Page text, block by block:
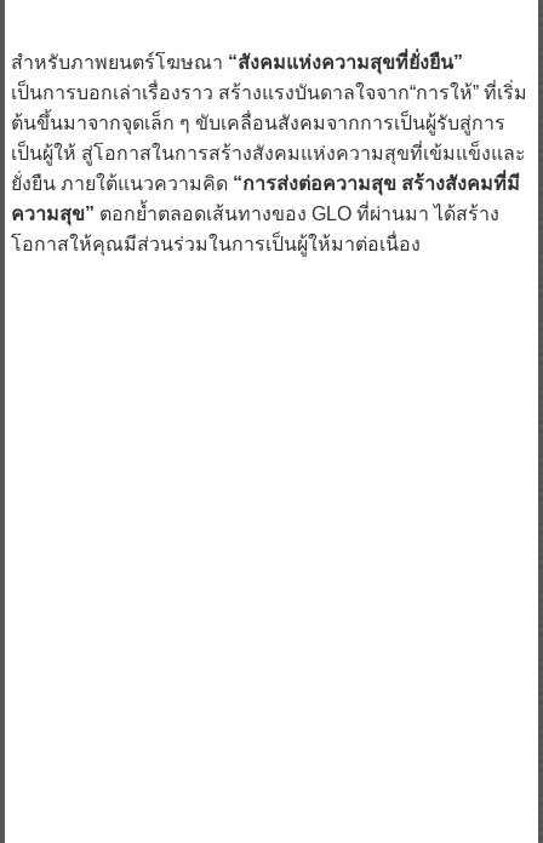
สำหรับภาพยนตร์โฆษณา “สังคมแห่งความสุขที่ยั่งยืน”
เป็นการบอกเล่าเรื่องราว สร้างแรงบันดาลใจจาก“การให้” ที่เริ่ม
ต้นขึ้นมาจากจุดเล็ก ๆ ขับเคลื่อนสังคมจากการเป็นผู้รับสู่การ
เป็นผู้ให้ สู่โอกาสในการสร้างสังคมแห่งความสุขที่เข้มแข็งและ
ยั่งยืน ภายใต้แนวความคิด “การส่งต่อความสุข สร้างสังคมที่มี
ความสุข” ตอกย้ำตลอดเส้นทางของ GLO ที่ผ่านมา ได้สร้าง
โอกาสให้คุณมีส่วนร่วมในการเป็นผู้ให้มาต่อเนื่อง